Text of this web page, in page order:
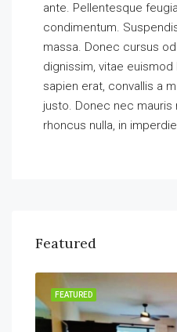
ante. Pellentesque
condimentum.
massa. Donec cursus
dignissim, vitae
sapien erat, convallis a
justo. Donec nec mauris
rhoncus nulla, in
Featured
FEATURED